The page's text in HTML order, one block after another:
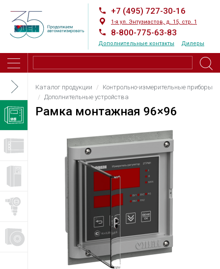
+7 (495) 727-30-16
1-я ул. Энтузиастов, д. 15, стр. 1
8-800-775-63-83
Дополнительные контакты Дилеры
Каталог продукции
Контрольно-измерительные приборы
Дополнительные устройства
Рамка монтажная 96×96